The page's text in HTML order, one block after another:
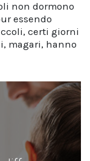
non dormono
essendo
certi giorni
magari, hanno